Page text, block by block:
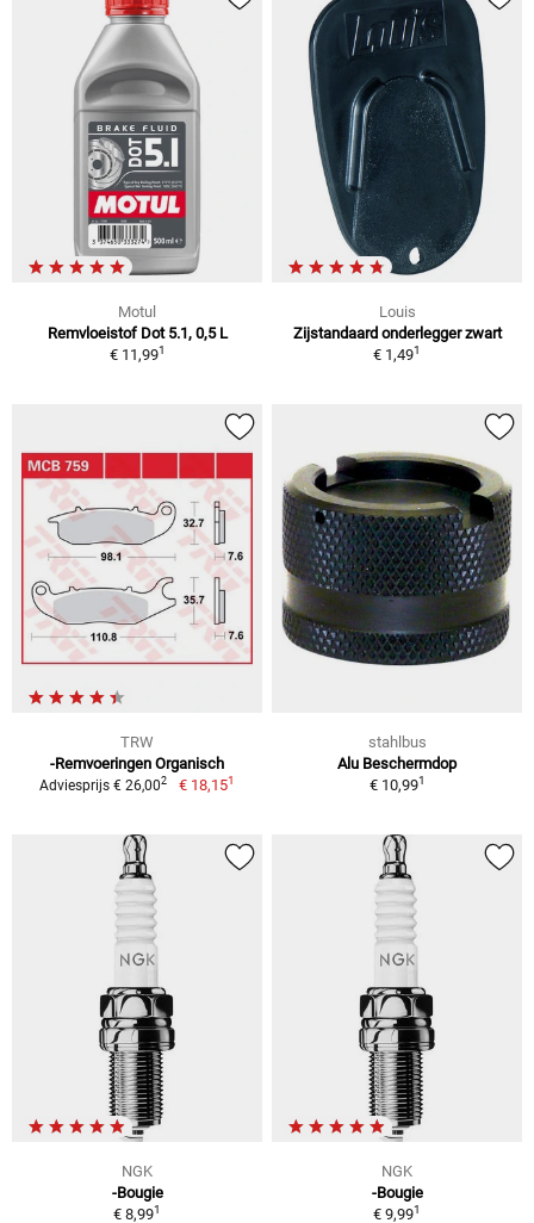
Motul
Remvloeistof Dot 5.1, 0,5 L
€ 11,991
Louis
Zijstandaard onderlegger zwart
€ 1,491
TRW
-Remvoeringen Organisch
Adviesprijs € 26,002 € 18,151
stahlbus
Alu Beschermdop
€ 10,991
NGK
-Bougie
€ 8,991
NGK
-Bougie
€ 9,991